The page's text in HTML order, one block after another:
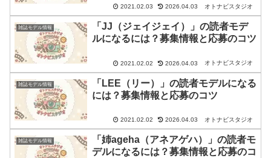
2021.02.03 2026.04.03 オトナビスタジオ
雑誌モデル情報
「JJ（ジェイジェイ）」の読者モデ
ルになるには？募集情報と応募のコツ
2021.02.02 2026.04.03 オトナビスタジオ
雑誌モデル情報
「LEE（リー）」の読者モデルになる
には？募集情報と応募のコツ
2021.02.02 2026.04.03 オトナビスタジオ
雑誌モデル情報
「姉ageha（アネアゲハ）」の読者モ
デルになるには？募集情報と応募のコ